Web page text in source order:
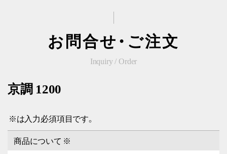
お問合せ・ご注文
Inquiry / Order
京調 1200
※は入力必須項目です。
商品について ※